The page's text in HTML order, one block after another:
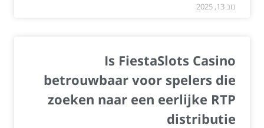
נוב 13, 2025
Is FiestaSlots Casino
betrouwbaar voor spelers die
zoeken naar een eerlijke RTP
distributie